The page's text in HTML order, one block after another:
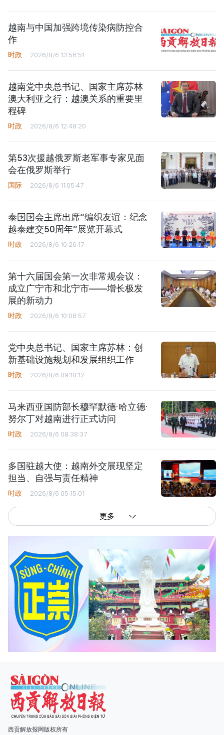
越南与中国加强跨境传染病防控合
作
时政 2026/8/6 13:56:51
越南党中央总书记、国家主席苏林
澳大利亚之行：越澳关系的重要里
程碑
时政 2026/8/6 12:48:20
第53次援越俄罗斯老军事专家见面
会在俄罗斯举行
国际 2026/8/6 11:05:47
泰国国会主席出席“编织友谊：纪念
越泰建交50周年”展览开幕式
时政 2026/8/6 10:26:17
第十六届国会第一次非常规会议：
成立广宁市和北宁市——增长极发
展的新动力
时政 2026/8/6 10:08:57
党中央总书记、国家主席苏林：创
新基础设施规划和发展组织工作
时政 2026/8/6 09:10:12
马来西亚国防部长穆罕默德·哈立德·
努尔丁对越南进行正式访问
时政 2026/8/6 08:38:37
多国驻越大使：越南外交展现坚定
担当、自强与责任精神
时政 2026/8/6 05:15:01
更多
西贡解放报网版权所有